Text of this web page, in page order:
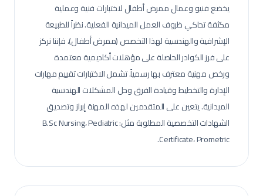
يخضع فنيو وعمالممرض أطفاللاختبارات فنية وعملية
مكثفة تحاكي ظروف العمل الميدانية الفعلية.نظراً للطبيعة
الإشرافية والهندسية لهذا التخصص (ممرض أطفال)، فإننا نركز
على فرز الكوادر الحاصلة على مؤهلات أكاديمية معتمدة
ورخص مهنية معترف بها رسمياً. تشمل الاختبارات تقييم مهارات
الإدارة والتخطيط وقيادة الفرق وحل المشكلات الهندسية
الميدانية.يتعين على المتقدمين لهذه المهنة إبراز وتصديق
الشهادات التخصصية المطلوبة مثل: B.Sc Nursing، Pediatric
Certificate، Prometric.